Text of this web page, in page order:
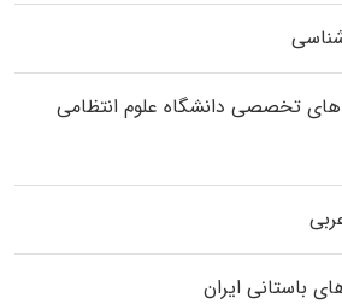
تخصصی داﻧﺸﮕﺎه ﻋﻠﻮم انتظامی
باستانی ایران